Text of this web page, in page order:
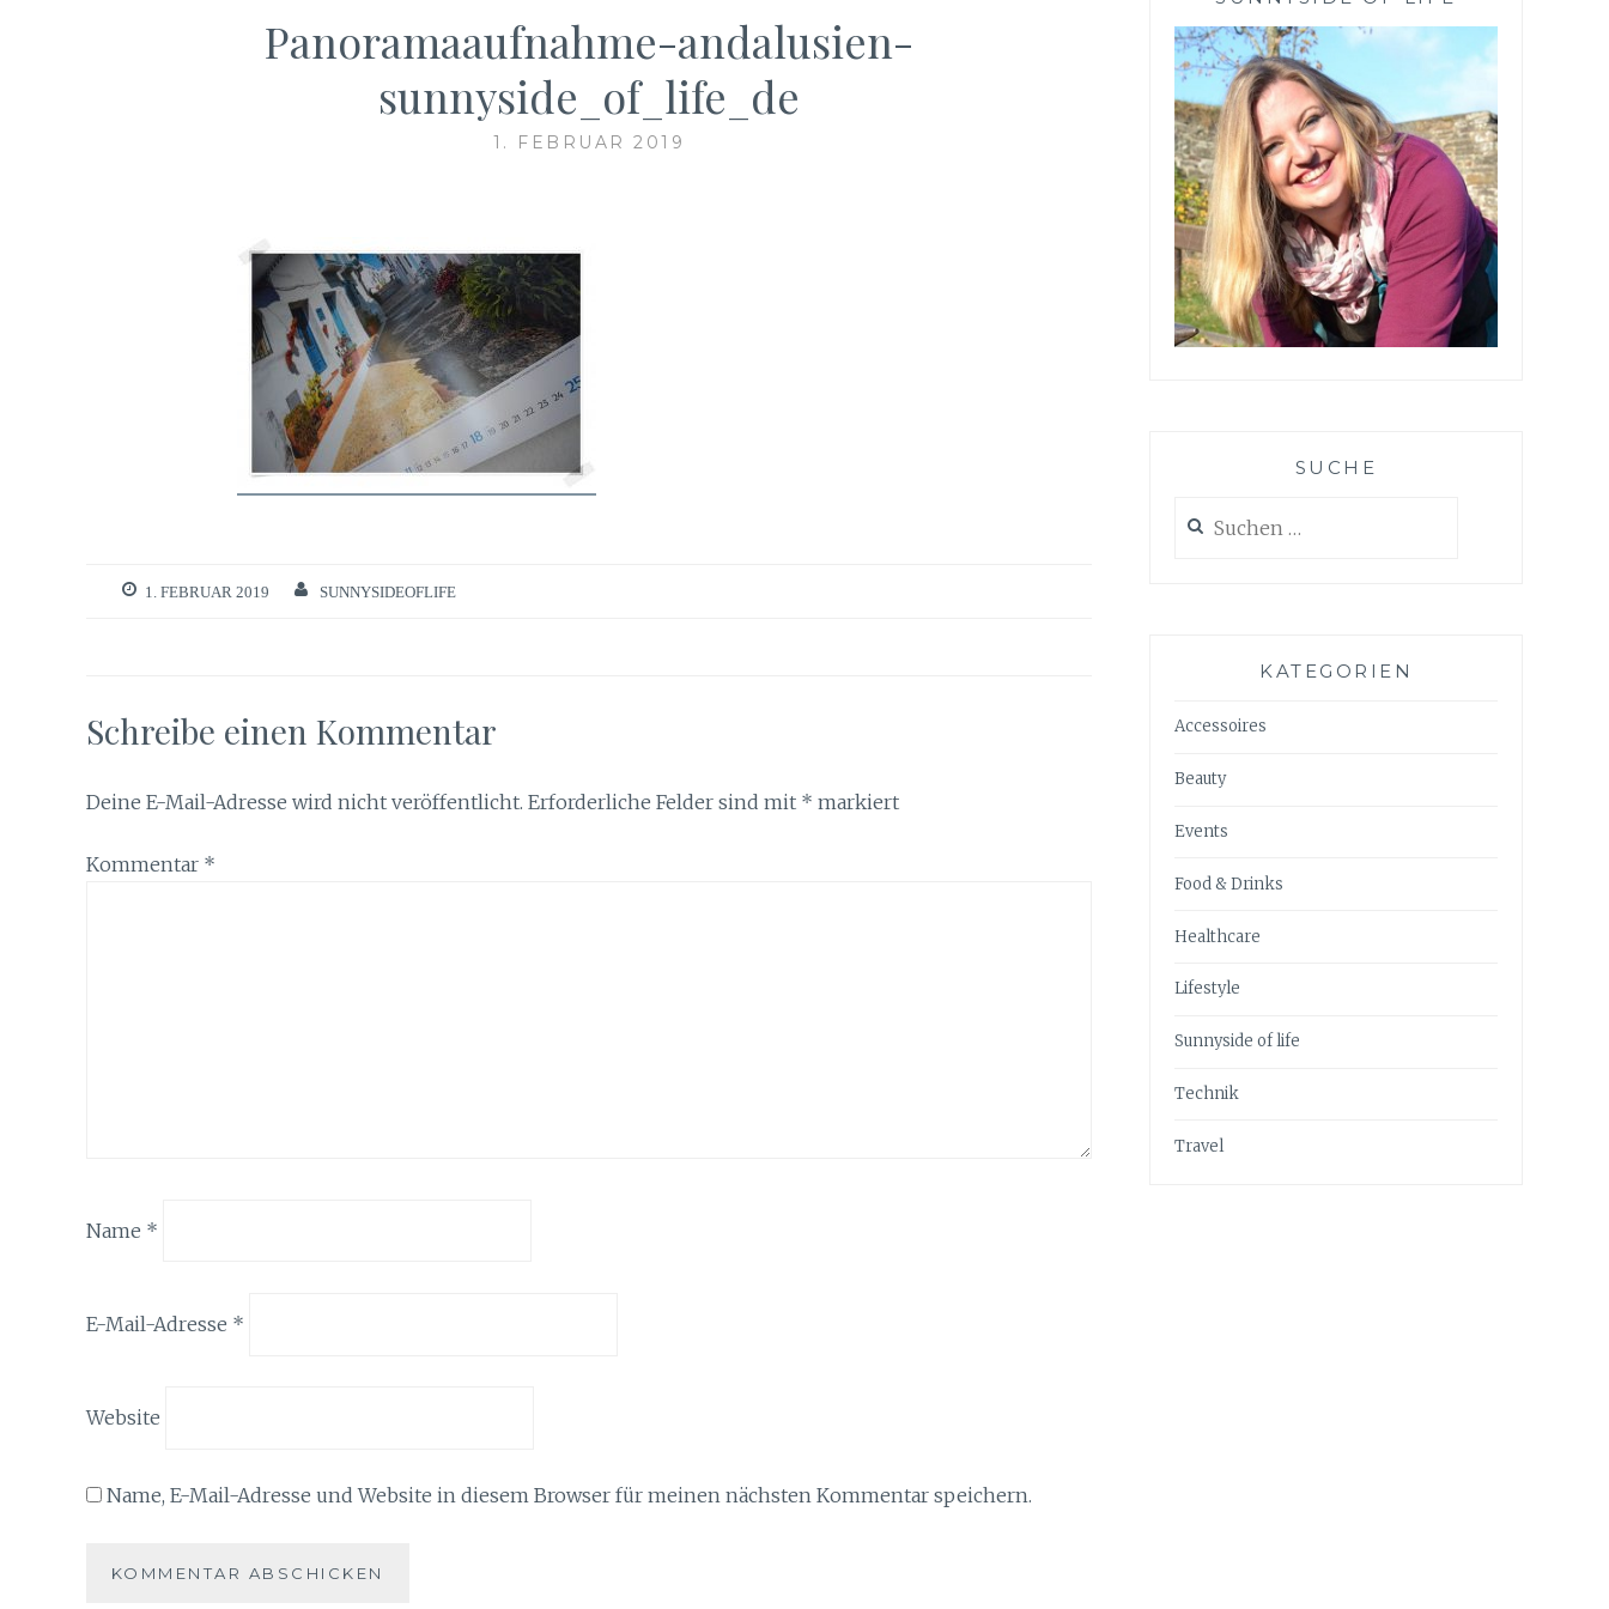
Panoramaaufnahme-andalusien-
sunnyside_of_life_de
1. FEBRUAR 2019
1. FEBRUAR 2019 SUNNYSIDEOFLIFE
Schreibe einen Kommentar
Deine E-Mail-Adresse wird nicht veröffentlicht. Erforderliche Felder sind mit * markiert
Kommentar *
Name *
E-Mail-Adresse *
Website
Name, E-Mail-Adresse und Website in diesem Browser für meinen nächsten Kommentar speichern.
SUCHE
nach:
KATEGORIEN
Accessoires
Beauty
Events
Food & Drinks
Healthcare
Lifestyle
Sunnyside of life
Technik
Travel